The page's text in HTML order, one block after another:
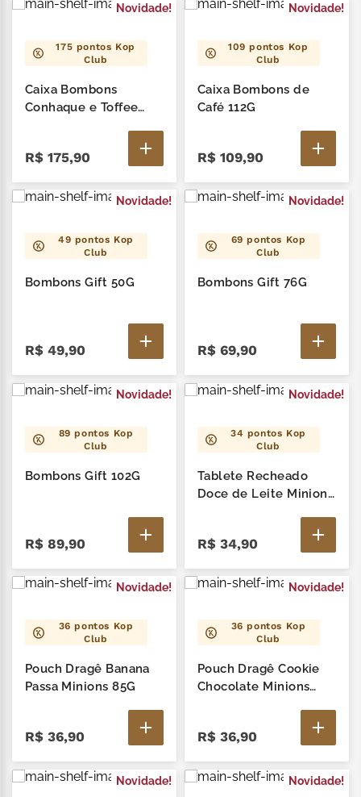
Novidade!
175 pontos Kop
Club
Caixa Bombons
Conhaque e Toffee
R$ 175,90
Novidade!
109 pontos Kop
Club
Caixa Bombons de
Café 112G
R$ 109,90
Novidade!
49 pontos Kop
Club
Bombons Gift 50G
R$ 49,90
Novidade!
69 pontos Kop
Club
Bombons Gift 76G
R$ 69,90
Novidade!
89 pontos Kop
Club
Bombons Gift 102G
R$ 89,90
Novidade!
34 pontos Kop
Club
Tablete Recheado
Doce de Leite Minions
R$ 34,90
Novidade!
36 pontos Kop
Club
Pouch Dragê Banana
Passa Minions 85G
R$ 36,90
Novidade!
36 pontos Kop
Club
Pouch Dragê Cookie
Chocolate Minions
R$ 36,90
Novidade! Novidade!